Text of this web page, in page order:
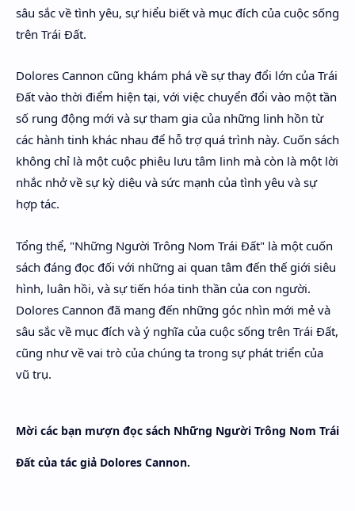
sâu sắc về tình yêu, sự hiểu biết và mục đích của cuộc sống
trên Trái Đất.
Dolores Cannon cũng khám phá về sự thay đổi lớn của Trái
Đất vào thời điểm hiện tại, với việc chuyển đổi vào một tần
số rung động mới và sự tham gia của những linh hồn từ
các hành tinh khác nhau để hỗ trợ quá trình này. Cuốn sách
không chỉ là một cuộc phiêu lưu tâm linh mà còn là một lời
nhắc nhở về sự kỳ diệu và sức mạnh của tình yêu và sự
hợp tác.
Tổng thể, "Những Người Trông Nom Trái Đất" là một cuốn
sách đáng đọc đối với những ai quan tâm đến thế giới siêu
hình, luân hồi, và sự tiến hóa tinh thần của con người.
Dolores Cannon đã mang đến những góc nhìn mới mẻ và
sâu sắc về mục đích và ý nghĩa của cuộc sống trên Trái Đất,
cũng như về vai trò của chúng ta trong sự phát triển của
vũ trụ.
Mời các bạn mượn đọc sách Những Người Trông Nom Trái
Đất của tác giả Dolores Cannon.